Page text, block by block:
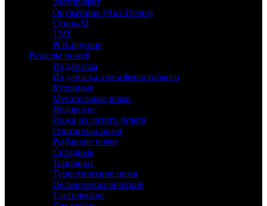
Оружейник (Арт-Грани)
Стиль-М
ТМГ
РОСоружие
Разделы ножей
Из дамаска
Из дамаска атмосферостойкого
Кухонные
Метательные ножи
Недорогие
Ножи из литого булата
Охотничьи ножи
Рыбацкие ножи
Складные
Топорики
Туристические ножи
Цельнометаллические
Тактические